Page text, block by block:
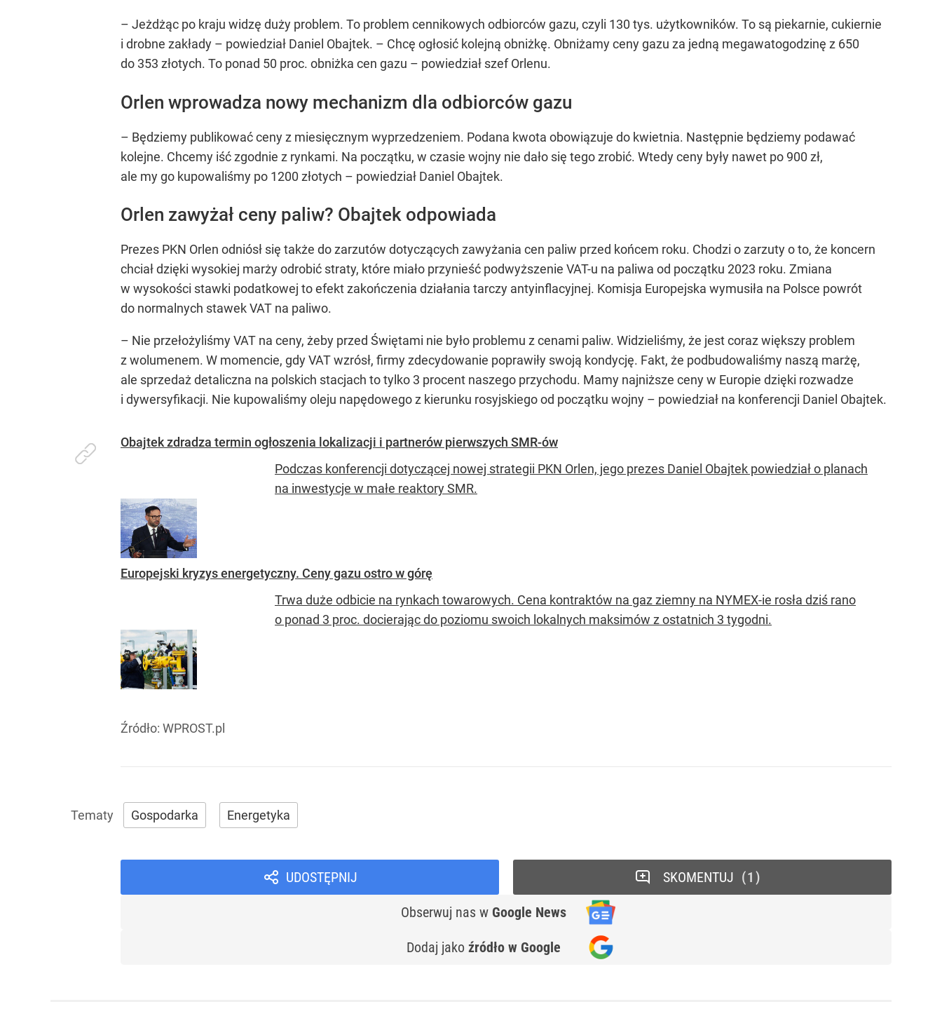
– Jeżdżąc po kraju widzę duży problem. To problem cennikowych odbiorców gazu, czyli 130 tys. użytkowników. To są piekarnie, cukiernie
i drobne zakłady – powiedział Daniel Obajtek. – Chcę ogłosić kolejną obniżkę. Obniżamy ceny gazu za jedną megawatogodzinę z 650
do 353 złotych. To ponad 50 proc. obniżka cen gazu – powiedział szef Orlenu.
Orlen wprowadza nowy mechanizm dla odbiorców gazu
– Będziemy publikować ceny z miesięcznym wyprzedzeniem. Podana kwota obowiązuje do kwietnia. Następnie będziemy podawać
kolejne. Chcemy iść zgodnie z rynkami. Na początku, w czasie wojny nie dało się tego zrobić. Wtedy ceny były nawet po 900 zł,
ale my go kupowaliśmy po 1200 złotych – powiedział Daniel Obajtek.
Orlen zawyżał ceny paliw? Obajtek odpowiada
Prezes PKN Orlen odniósł się także do zarzutów dotyczących zawyżania cen paliw przed końcem roku. Chodzi o zarzuty o to, że koncern
chciał dzięki wysokiej marży odrobić straty, które miało przynieść podwyższenie VAT-u na paliwa od początku 2023 roku. Zmiana
w wysokości stawki podatkowej to efekt zakończenia działania tarczy antyinflacyjnej. Komisja Europejska wymusiła na Polsce powrót
do normalnych stawek VAT na paliwo.
– Nie przełożyliśmy VAT na ceny, żeby przed Świętami nie było problemu z cenami paliw. Widzieliśmy, że jest coraz większy problem
z wolumenem. W momencie, gdy VAT wzrósł, firmy zdecydowanie poprawiły swoją kondycję. Fakt, że podbudowaliśmy naszą marżę,
ale sprzedaż detaliczna na polskich stacjach to tylko 3 procent naszego przychodu. Mamy najniższe ceny w Europie dzięki rozwadze
i dywersyfikacji. Nie kupowaliśmy oleju napędowego z kierunku rosyjskiego od początku wojny – powiedział na konferencji Daniel Obajtek.
Obajtek zdradza termin ogłoszenia lokalizacji i partnerów pierwszych SMR-ów
Podczas konferencji dotyczącej nowej strategii PKN Orlen, jego prezes Daniel Obajtek powiedział o planach
na inwestycje w małe reaktory SMR.
Europejski kryzys energetyczny. Ceny gazu ostro w górę
Trwa duże odbicie na rynkach towarowych. Cena kontraktów na gaz ziemny na NYMEX-ie rosła dziś rano
o ponad 3 proc. docierając do poziomu swoich lokalnych maksimów z ostatnich 3 tygodni.
Źródło: WPROST.pl
Gospodarka Energetyka
UDOSTĘPNIJ
Obserwuj nas w Google News
Dodaj jako źródło w Google
SKOMENTUJ 1